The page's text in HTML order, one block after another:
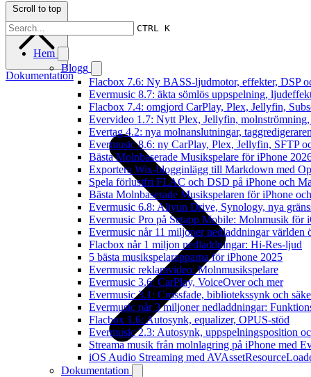
CTRL K
Hem
Blogg
Flacbox 7.6: Ny BASS-ljudmotor, effekter, DSP
Evermusic 8.7: äkta sömlös uppspelning,
Flacbox 7.4: omgjord CarPlay, Plex, Jellyfin,
Evervideo 1.7: Nytt Plex, Jellyfin, molnströmning,
Evertag 4.2: nya molnanslutningar,
Evermusic 8.6: ny CarPlay, Plex, Jellyfin, SFTP
Bästa Molnbaserade Musikspelare för iPhone
Exportera Wix-blogginlägg till Markdown med
Spela förlustfri FLAC och DSD på iPhone och
Bästa Molnbaserade Musikspelaren för iPhone
Evermusic 6.8: Aliyun Drive, Synology, nya
Evermusic Pro på Setapp Mobile: Molnmusik för
Evermusic når 11 miljoner nedladdningar världen
Flacbox når 1 miljon nedladdningar: Hi-Res-ljud
5 bästa musikspelarapparna för iPhone 2025
Evermusic reklamvideo: Molnmusikspelare
Evermusic 3.6: CarPlay, VoiceOver och mer
Evermusic 3.1: Crossfade, bibliotekssynk och
Evermusic når 3 miljoner nedladdningar:
Flacbox 1.6: Autosynk, equalizer, OPUS-stöd
Evermusic 2.3: Autosynk, uppspelningsposition
Streama musik från molnlagring på iPhone med
iOS Audio Streaming med
Dokumentation
Scroll to top
Dokumentation